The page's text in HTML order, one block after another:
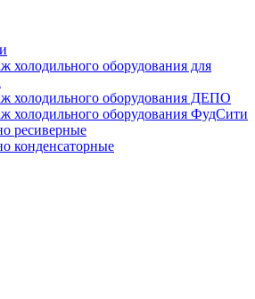
холодильного оборудования для
холодильного оборудования ДЕПО
холодильного оборудования ФудСити
ресиверные
конденсаторные